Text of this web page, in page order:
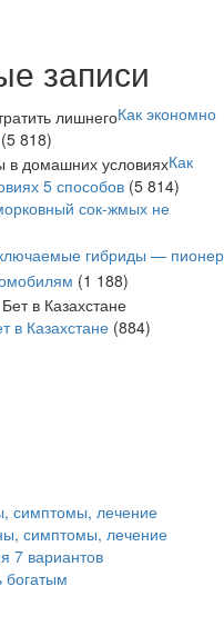
записи
Как экономно
(5 818)
Как
5 способов (5 814)
сок-жмых не
гибриды — пионер
(1 188)
в Казахстане (884)
симптомы, лечение
симптомы, лечение
7 вариантов
богатым